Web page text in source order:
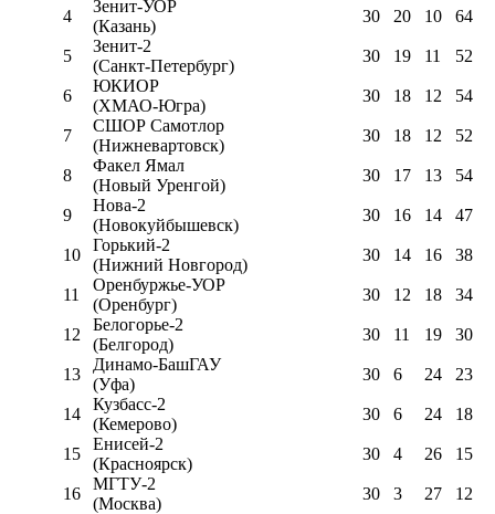
4
Зенит-УОР
(Казань)
30 20 10 64
5
Зенит-2
(Санкт-Петербург)
30 19 11 52
6
ЮКИОР
(ХМАО-Югра)
30 18 12 54
7
СШОР Самотлор
(Нижневартовск)
30 18 12 52
8
Факел Ямал
(Новый Уренгой)
30 17 13 54
9
Нова-2
(Новокуйбышевск)
30 16 14 47
10
Горький-2
(Нижний Новгород)
30 14 16 38
11
Оренбуржье-УОР
(Оренбург)
30 12 18 34
12
Белогорье-2
(Белгород)
30 11 19 30
13
Динамо-БашГАУ
(Уфа)
30 6 24 23
14
Кузбасс-2
(Кемерово)
30 6 24 18
15
Енисей-2
(Красноярск)
30 4 26 15
16
МГТУ-2
(Москва)
30 3 27 12